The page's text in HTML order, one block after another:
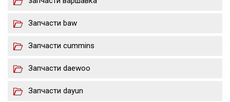
Запчасти baw
Запчасти cummins
Запчасти daewoo
Запчасти dayun